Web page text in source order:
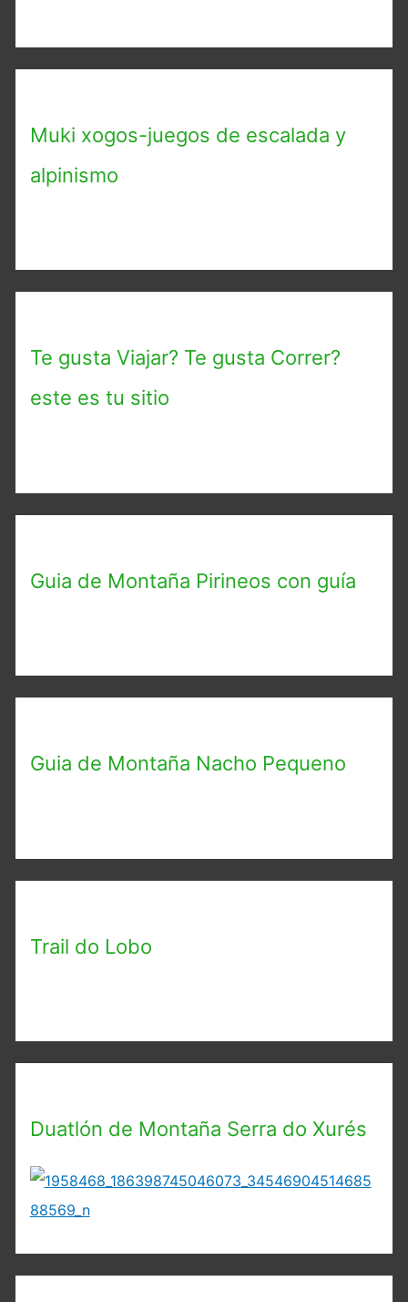
Muki xogos-juegos de escalada y
alpinismo
Te gusta Viajar? Te gusta Correr?
este es tu sitio
Guia de Montaña Pirineos con guía
Guia de Montaña Nacho Pequeno
Trail do Lobo
Duatlón de Montaña Serra do Xurés